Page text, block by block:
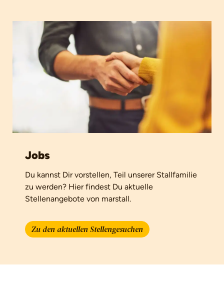
Jobs
Du kannst Dir vorstellen, Teil unserer Stallfamilie
zu werden? Hier findest Du aktuelle
Stellenangebote von marstall.
Zu den aktuellen Stellengesuchen